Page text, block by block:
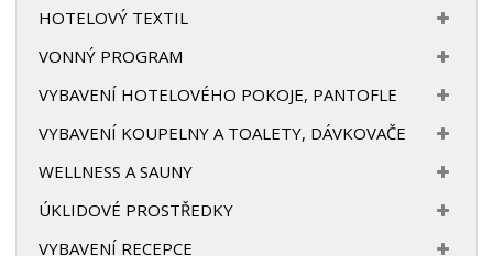
HOTELOVÝ TEXTIL
VONNÝ PROGRAM
VYBAVENÍ HOTELOVÉHO POKOJE, PANTOFLE
VYBAVENÍ KOUPELNY A TOALETY, DÁVKOVAČE
WELLNESS A SAUNY
ÚKLIDOVÉ PROSTŘEDKY
VYBAVENÍ RECEPCE